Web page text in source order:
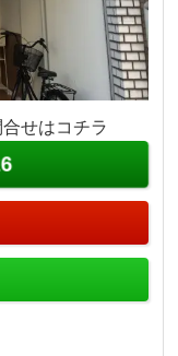
せはコチラ